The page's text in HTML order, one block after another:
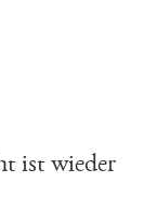
ist wieder